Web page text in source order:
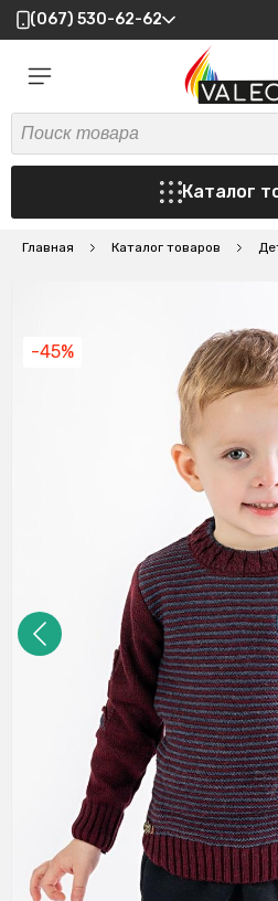
(067) 530-62-62
Каталог
Главная Каталог товаров
-45%